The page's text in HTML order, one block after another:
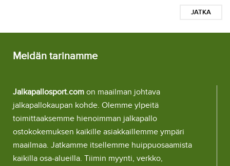
JATKA
Meidän tarinamme
Jalkapallosport.com on maailman johtava
jalkapallokaupan kohde. Olemme ylpeitä
toimittaaksemme hienoimman jalkapallo
ostokokemuksen kaikille asiakkaillemme ympäri
maailmaa. Jatkamme itsellemme huippuosaamista
kaikilla osa-alueilla. Tiimin myynti, verkko,